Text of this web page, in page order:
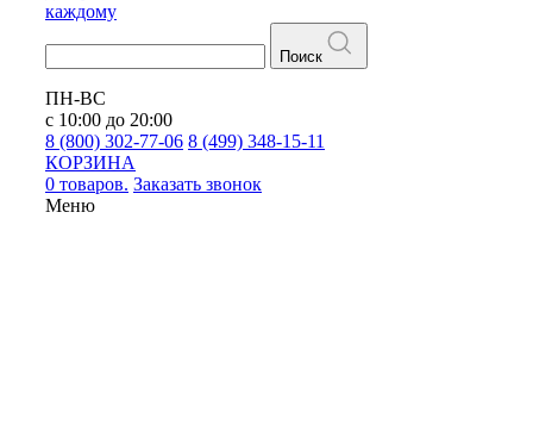
каждому
Поиск
ПН-ВС
с 10:00 до 20:00
8 (800) 302-77-06 8 (499) 348-15-11
КОРЗИНА
0 товаров. Заказать звонок
Меню